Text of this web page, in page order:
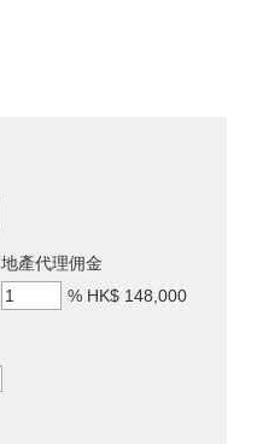
地產代理佣金
% HK$ 148,000